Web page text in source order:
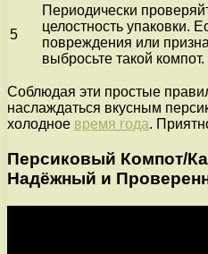
5
Периодически
целостность упаковки.
повреждения или
выбросьте такой компот.
Соблюдая эти простые
наслаждаться вкусным
холодное время года.
Персиковый Компот/
Надёжный и